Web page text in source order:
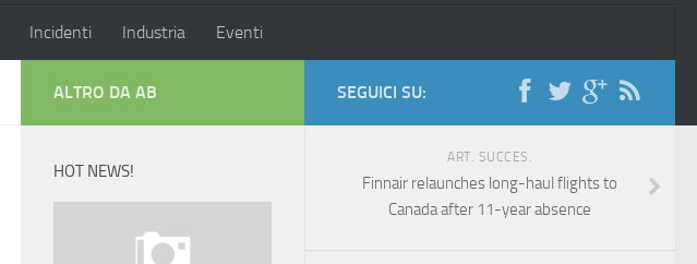
Incidenti Industria Eventi
SEGUICI SU:
ART. SUCCES.
Finnair relaunches long-haul flights to
Canada after 11-year absence
ALTRO DA AB
HOT NEWS!